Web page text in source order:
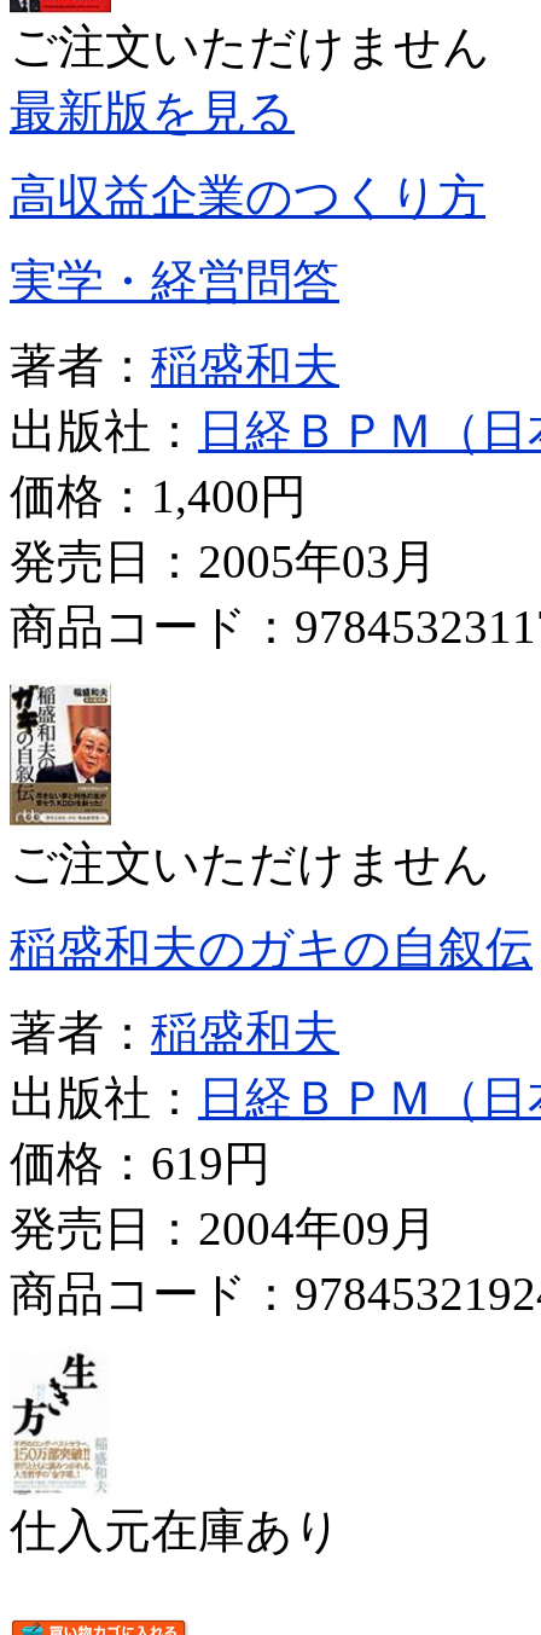
ご注文いただけません
最新版を見る
高収益企業のつくり方
実学・経営問答
著者： 稲盛和夫
出版社：
日経ＢＰＭ（
価格： 1,400円
発売日：2005年03月
商品コード：
ご注文いただけません
稲盛和夫のガキの自叙伝
著者： 稲盛和夫
出版社：
日経ＢＰＭ（
価格： 619円
発売日：2004年09月
商品コード：
仕入元在庫あり